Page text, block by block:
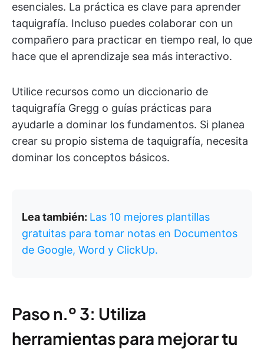
esenciales. La práctica es clave para aprender
taquigrafía. Incluso puedes colaborar con un
compañero para practicar en tiempo real, lo que
hace que el aprendizaje sea más interactivo.
Utilice recursos como un diccionario de
taquigrafía Gregg o guías prácticas para
ayudarle a dominar los fundamentos. Si planea
crear su propio sistema de taquigrafía, necesita
dominar los conceptos básicos.
Lea también: Las 10 mejores plantillas
gratuitas para tomar notas en Documentos
de Google, Word y ClickUp.
Paso n.º 3: Utiliza
herramientas para mejorar tu